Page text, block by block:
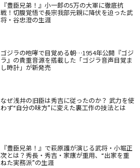
『豊臣兄弟！』小一郎の5万の大軍に徹底抗
戦！切腹覚悟で長宗我部元親に降伏を迫った武
将・谷忠澄の生涯
ゴジラの咆哮で目覚める朝…1954年公開『ゴジ
ラ』の貴重音源を搭載した「ゴジラ音声目覚ま
し時計」が新発売
なぜ浅井の旧臣は秀吉に従ったのか？ 武力を使
わず“自分の味方”に変えた裏工作の技法とは
『豊臣兄弟！』で萩原護が演じる武将・小堀正
次とは？秀長・秀吉・家康が重用、“出家を重
ねた実務派”の生涯